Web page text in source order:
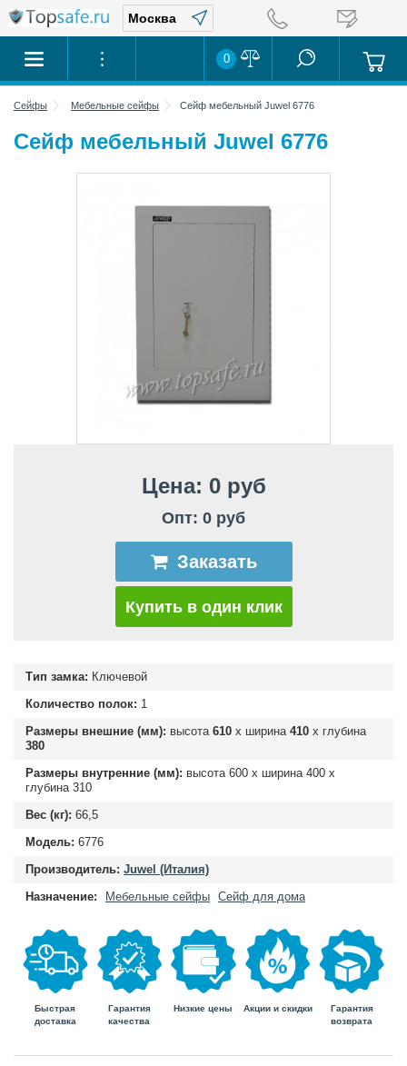
0
Сейфы Мебельные сейфы Сейф мебельный Juwel 6776
Сейф мебельный Juwel 6776
Цена: 0 руб
Опт: 0 руб
Заказать
Купить в один клик
Тип замка: Ключевой
Количество полок: 1
Размеры внешние (мм): высота 610 х ширина 410 х глубина
380
Размеры внутренние (мм): высота 600 х ширина 400 х
глубина 310
Вес (кг): 66,5
Модель: 6776
Производитель: Juwel (Италия)
Назначение:
Мебельные сейфы Сейф для дома
Быстрая
доставка
Гарантия
качества
Низкие цены Акции и скидки
Гарантия
возврата